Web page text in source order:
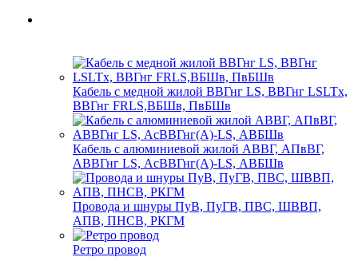
Кабель с медной жилой ВВГнг LS, ВВГнг LSLTx,
ВВГнг FRLS,ВБШв, ПвБШв
Кабель с алюминиевой жилой АВВГ, АПвВГ,
АВВГнг LS, АсВВГнг(А)-LS, АВБШв
Провода и шнуры ПуВ, ПуГВ, ПВС, ШВВП,
АПВ, ПНСВ, РКГМ
Ретро провод